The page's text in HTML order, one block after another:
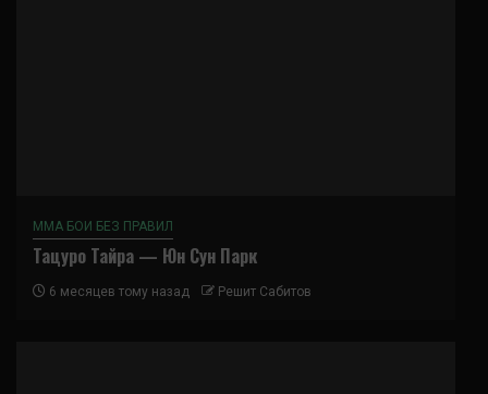
ММА БОИ БЕЗ ПРАВИЛ
Тацуро Тайра — Юн Сун Парк
6 месяцев тому назад Решит Сабитов